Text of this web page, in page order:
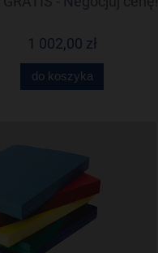
1 002,00 zł
do koszyka